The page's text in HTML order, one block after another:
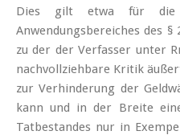
Dies gilt etwa für die
Anwendungsbereiches des §
zu der der Verfasser unter
nachvollziehbare Kritik
zur Verhinderung der
kann und in der Breite
Tatbestandes nur in